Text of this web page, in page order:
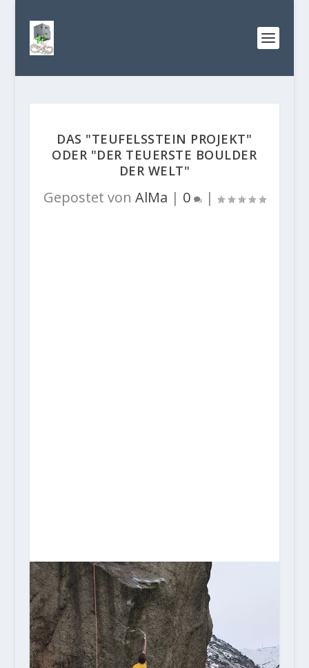
DAS "TEUFELSSTEIN PROJEKT"
ODER "DER TEUERSTE BOULDER
DER WELT"
Gepostet von AlMa | 0 |